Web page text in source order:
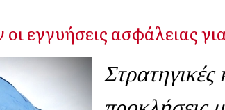
εγγυήσεις ασφάλειας
Στρατηγικές